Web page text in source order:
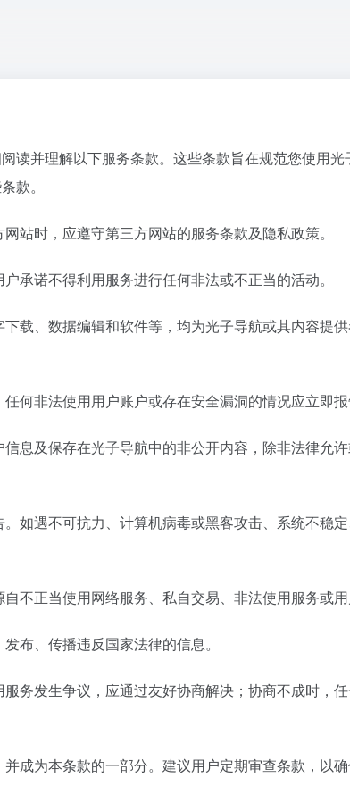
读并理解以下服务条款。这些条款旨在规范您使用
款。
站时，应遵守第三方网站的服务条款及隐私政策。
承诺不得利用服务进行任何非法或不正当的活动。
载、数据编辑和软件等，均为光子导航或其内容提
何非法使用用户账户或存在安全漏洞的情况应立即报
息及保存在光子导航中的非公开内容，除非法律允
如遇不可抗力、计算机病毒或黑客攻击、系统不稳
不正当使用网络服务、私自交易、非法使用服务或用
布、传播违反国家法律的信息。
务发生争议，应通过友好协商解决；协商不成时，
成为本条款的一部分。建议用户定期审查条款，以